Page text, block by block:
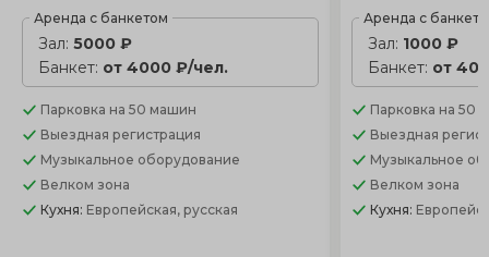
Аренда с банкетом
Зал: 5000 ₽
Банкет: от 4000 ₽/чел.
Парковка на 50 машин
Выездная регистрация
Музыкальное оборудование
Велком зона
Кухня: Европейская, русская
Аренда с
Зал: 1000 ₽
Банкет: от
Парковка на 50
Выездная
Музыкальное
Велком зона
Кухня: